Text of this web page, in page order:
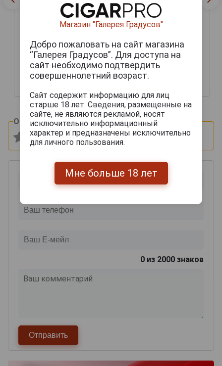
Armagnac Vintage Bas
1971 years Арманьяк
Винтаж Ба Арманьяк
Дартигалон 1971 года
0.5л в деревянной
упаковке
Armagnac Vintage Bas
Armagnac Dartigalongue
1971 years Арманьяк
Винтаж Ба Арманьяк
0.5л в деревянной
упаковке
Оцените и напишите отзыв:
0 из 2000 знаков
Магазин "Галерея Градусов"
Добро пожаловать на сайт магазина
“Галерея Градусов”. Для доступа на
сайт необходимо подтвердить
совершеннолетний возраст.
Сайт содержит информацию для лиц
старше 18 лет. Сведения, размещенные на
сайте, не являются рекламой, носят
исключительно информационный
характер и предназначены исключительно
для личного пользования.
Мне больше 18 лет